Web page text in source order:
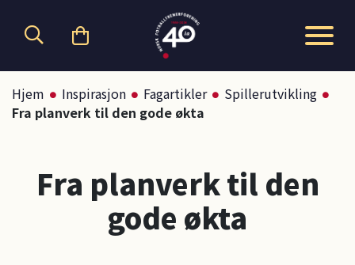
Hjem Inspirasjon Fagartikler
Spillerutvikling
Fra planverk til den gode økta
Fra planverk til den
gode økta